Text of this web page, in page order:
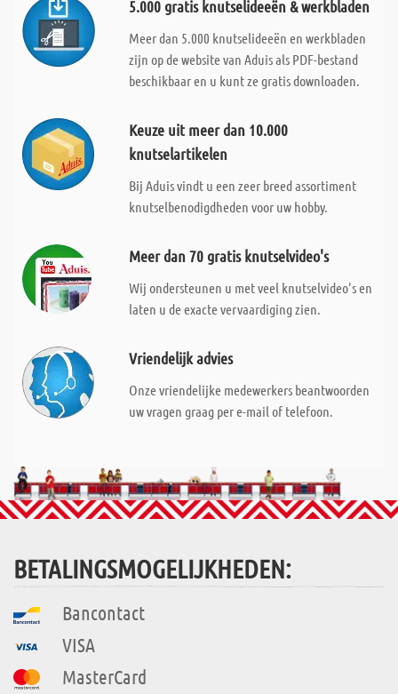
5.000 gratis knutselideeën & werkbladen
Meer dan 5.000 knutselideeën en werkbladen
zijn op de website van Aduis als PDF-bestand
beschikbaar en u kunt ze gratis downloaden.
Keuze uit meer dan 10.000
knutselartikelen
Bij Aduis vindt u een zeer breed assortiment
knutselbenodigdheden voor uw hobby.
Meer dan 70 gratis knutselvideo's
Wij ondersteunen u met veel knutselvideo's en
laten u de exacte vervaardiging zien.
Vriendelijk advies
Onze vriendelijke medewerkers beantwoorden
uw vragen graag per e-mail of telefoon.
BETALINGSMOGELIJKHEDEN:
Bancontact
VISA
MasterCard